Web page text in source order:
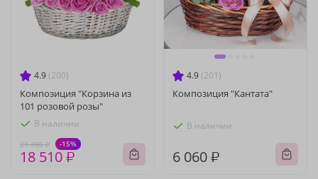
4.9 (200)
Композиция "Корзина из
101 розовой розы"
В наличии
21 780 ₽ -15%
18 510 ₽
4.9 (201)
Композиция "Кантата"
В наличии
6 060 ₽